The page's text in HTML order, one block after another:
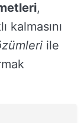
,
kalmasını
ile